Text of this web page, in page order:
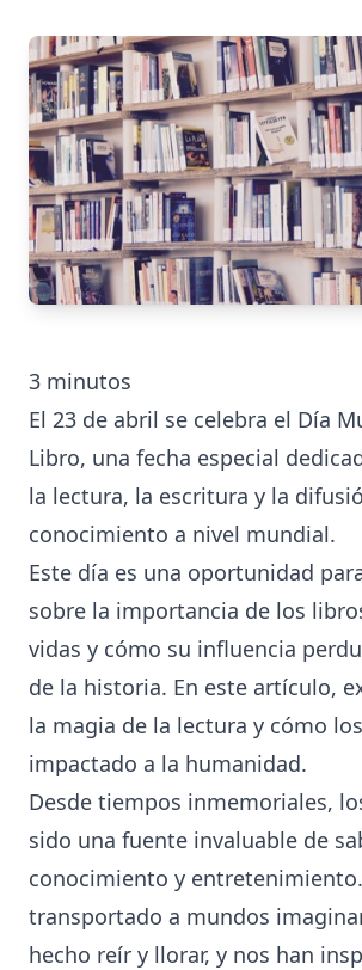
3 minutos
El 23 de abril se celebra el Día
Libro, una fecha especial
la lectura, la escritura y la
conocimiento a nivel mundial.
Este día es una oportunidad
sobre la importancia de los
vidas y cómo su influencia
de la historia. En este artículo,
la magia de la lectura y cómo
impactado a la humanidad.
Desde tiempos inmemoriales,
sido una fuente invaluable de
conocimiento y
transportado a mundos
hecho reír y llorar, y nos han